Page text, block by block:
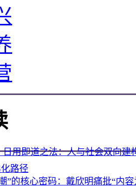
日用即道之法：人与社会双向
路径
”的核心密码：戴欣明痛批“内